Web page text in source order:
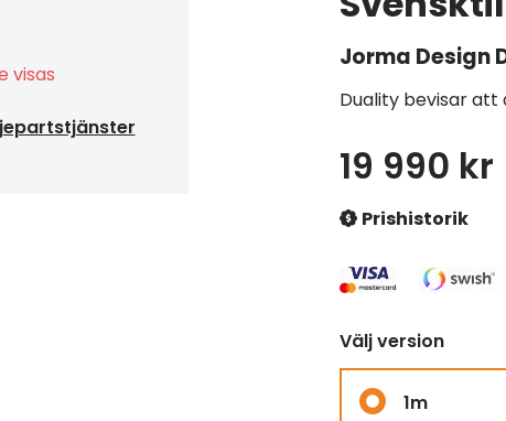
visas
Jorma Design
Duality bevisar att
19 990 kr
Prishistorik
Välj version
1m